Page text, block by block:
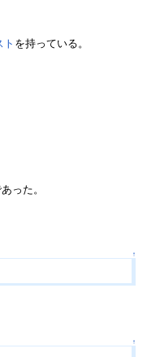
ト を持っている。
った。
↑
↑